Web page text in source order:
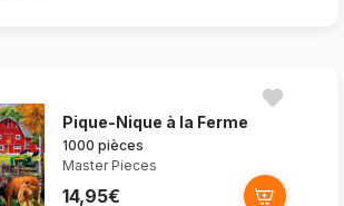
Pique-Nique à la Ferme
1000 pièces
Master Pieces
14,95€